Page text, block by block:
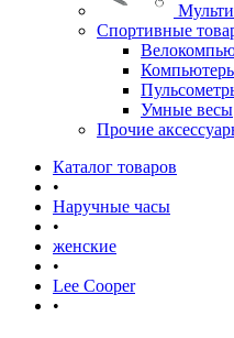
Спортивные
Умные весы
Прочие
Каталог товаров
•
Наручные часы
•
женские
•
Lee Cooper
•